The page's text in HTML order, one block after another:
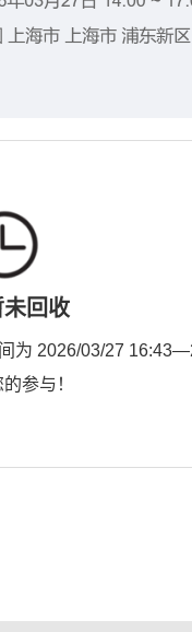
回收
为 2026/03/27
参与！